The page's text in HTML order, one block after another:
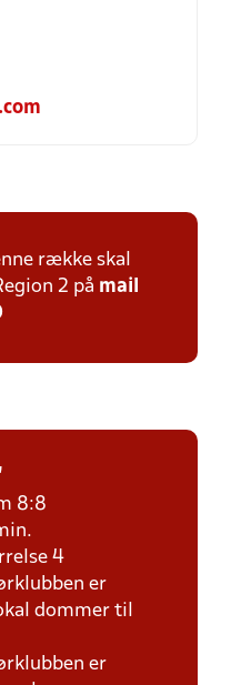
række skal
2 på mail
8:8
4
er
dommer til
er